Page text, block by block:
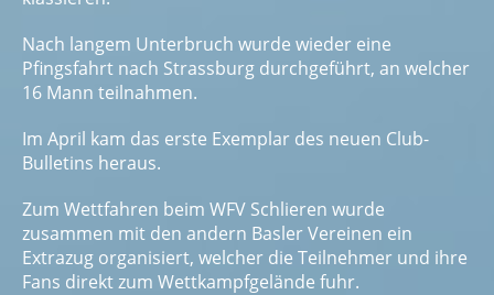
Nach langem Unterbruch wurde wieder eine
Pfingsfahrt nach Strassburg durchgeführt, an welcher
16 Mann teilnahmen.
Im April kam das erste Exemplar des neuen Club-
Bulletins heraus.
Zum Wettfahren beim WFV Schlieren wurde
zusammen mit den andern Basler Vereinen ein
Extrazug organi­siert, welcher die Teilnehmer und ihre
Fans direkt zum Wettkampfgelände fuhr.